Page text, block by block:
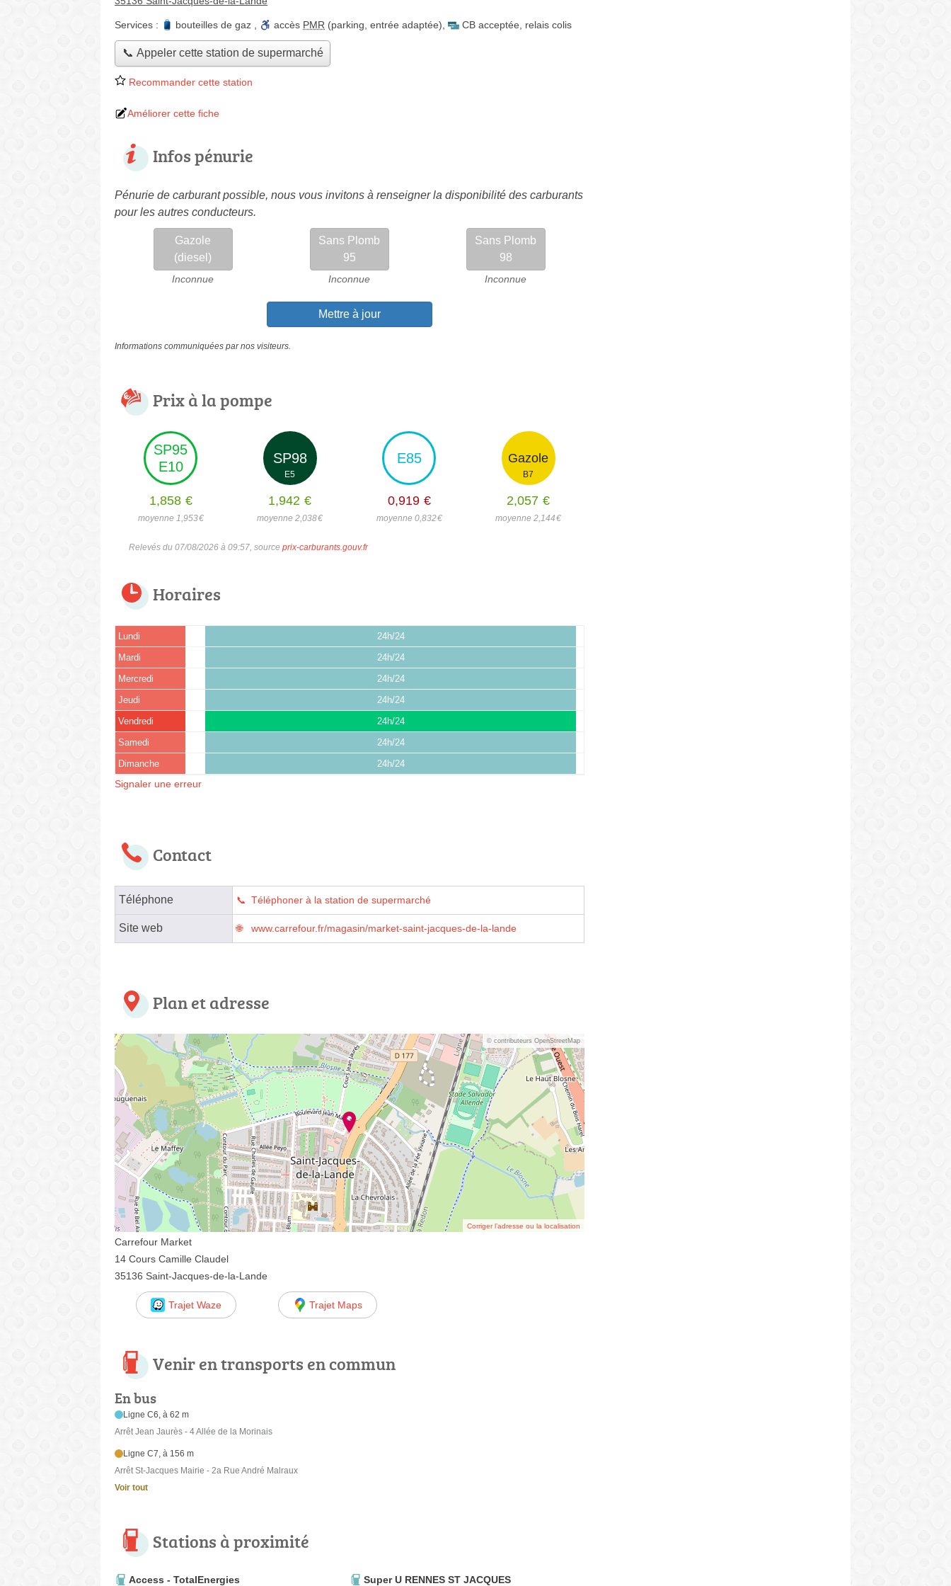
Services : bouteilles de gaz accès PMR (parking, entrée adaptée) CB acceptée relais colis
📞 Appeler cette station de supermarché
Recommander cette station
Améliorer cette fiche
Infos pénurie
Pénurie de carburant possible, nous vous invitons à renseigner la disponibilité des carburants
pour les autres conducteurs.
Gazole
(diesel)
Inconnue
Sans Plomb
95
Inconnue
Sans Plomb
98
Inconnue
Mettre à jour
Informations communiquées par nos visiteurs.
Prix à la pompe
SP95
E10
1,858 €
moyenne 1,953€
SP98
E5
1,942 €
moyenne 2,038€
E85
0,919 €
moyenne 0,832€
Gazole
B7
2,057 €
moyenne 2,144€
Relevés du 07/08/2026 à 09:57, source prix-carburants.gouv.fr
Horaires
Lundi 24h/24
Mardi 24h/24
Mercredi 24h/24
Jeudi 24h/24
Vendredi 24h/24
Samedi 24h/24
Dimanche 24h/24
Signaler une erreur
Contact
Téléphone Téléphoner à la station de supermarché
Site web www.carrefour.fr/magasin/market-saint-jacques-de-la-lande
Plan et adresse
© contributeurs OpenStreetMap
Corriger l’adresse ou la localisation
Carrefour Market
14 Cours Camille Claudel
35136 Saint-Jacques-de-la-Lande
Trajet Waze Trajet Maps
Venir en transports en commun
En bus
Ligne C6, à 62 m
Arrêt Jean Jaurès - 4 Allée de la Morinais
Ligne C7, à 156 m
Arrêt St-Jacques Mairie - 2a Rue André Malraux
Voir tout
Stations à proximité
Access - TotalEnergies Super U RENNES ST JACQUES